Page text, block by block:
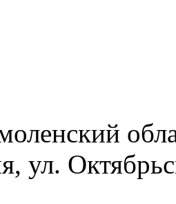
ул.